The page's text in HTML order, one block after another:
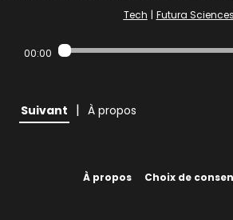
Tech | Futura Sciences
00:00
Suivant | À propos
À propos Choix de